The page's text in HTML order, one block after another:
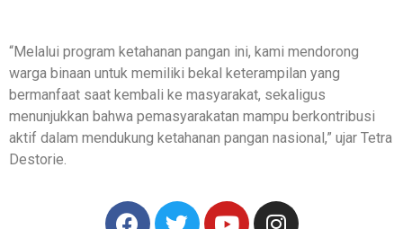
“Melalui program ketahanan pangan ini, kami mendorong
warga binaan untuk memiliki bekal keterampilan yang
bermanfaat saat kembali ke masyarakat, sekaligus
menunjukkan bahwa pemasyarakatan mampu berkontribusi
aktif dalam mendukung ketahanan pangan nasional,” ujar Tetra
Destorie.